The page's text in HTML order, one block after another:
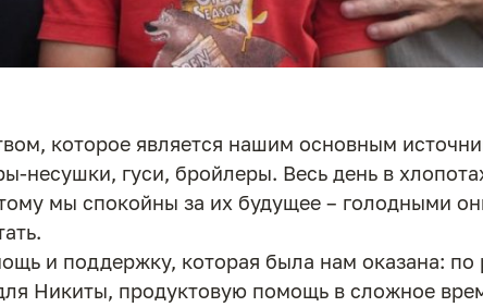
которое является нашим основным
несушки, гуси, бройлеры. Весь день в
мы спокойны за их будущее – голодными
и поддержку, которая была нам оказана: по
Никиты, продуктовую помощь в сложное